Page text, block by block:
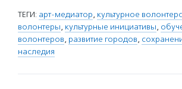
ТЕГИ: арт-медиатор, культурное
волонтеры, культурные инициативы,
волонтеров, развитие городов,
наследия